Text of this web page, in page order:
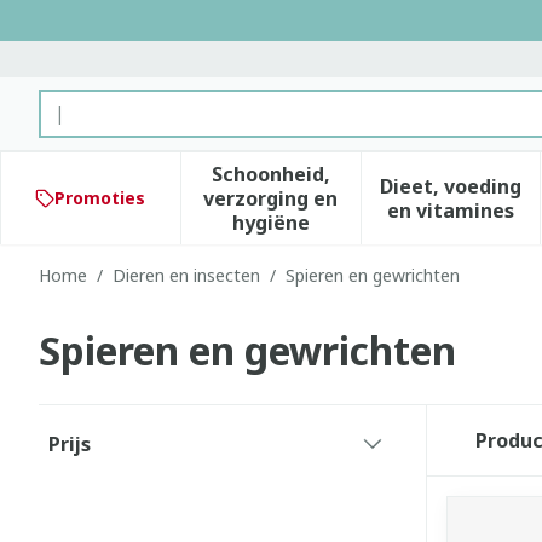
Product, merk, categorie...
Promoties
Schoonheid,
verzorging en
hygiëne
Toon submenu voor
Dieet, voeding
en vitamines
Toon
Home / Dieren en insecten / Spieren en gewrichten
Spieren en gewrichten
Prijs